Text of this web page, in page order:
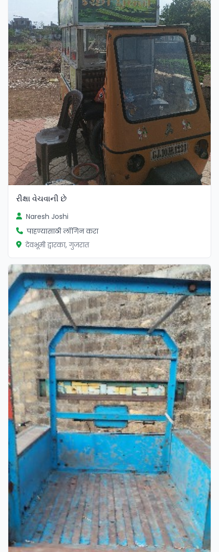
રીક્ષા વેચવાની છે
Naresh Joshi
पाहण्यासाठी लॉगिन करा
देवभूमी द्वारका, गुजरात